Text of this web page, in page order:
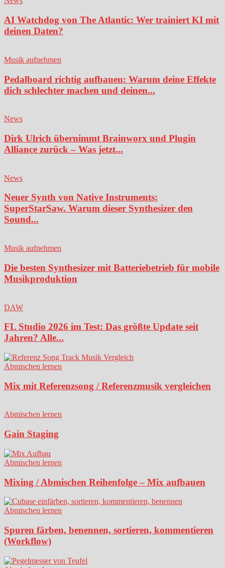
AI Watchdog von The Atlantic: Wer trainiert KI mit
deinen Daten?
Musik aufnehmen
Pedalboard richtig aufbauen: Warum deine Effekte
dich schlechter machen und deinen...
News
Dirk Ulrich übernimmt Brainworx und Plugin
Alliance zurück – Was jetzt...
News
Neuer Synth von Native Instruments:
SuperStarSaw. Warum dieser Synthesizer den
Sound...
Musik aufnehmen
Die besten Synthesizer mit Batteriebetrieb für mobile
Musikproduktion
DAW
FL Studio 2026 im Test: Das größte Update seit
Jahren? Alle...
Abmischen lernen
Mix mit Referenzsong / Referenzmusik vergleichen
Abmischen lernen
Gain Staging
Abmischen lernen
Mixing / Abmischen Reihenfolge – Mix aufbauen
Abmischen lernen
Spuren färben, benennen, sortieren, kommentieren
(Workflow)